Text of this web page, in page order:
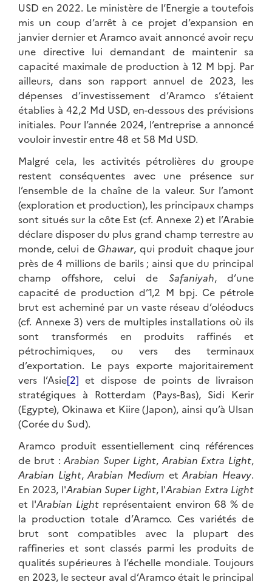
USD en 2022. Le ministère de l’Energie a toutefois
mis un coup d’arrêt à ce projet d’expansion en
janvier dernier et Aramco avait annoncé avoir reçu
une directive lui demandant de maintenir sa
capacité maximale de production à 12 M bpj. Par
ailleurs, dans son rapport annuel de 2023, les
dépenses d’investissement d’Aramco s’étaient
établies à 42,2 Md USD, en-dessous des prévisions
initiales. Pour l’année 2024, l’entreprise a annoncé
vouloir investir entre 48 et 58 Md USD.
Malgré cela, les activités pétrolières du groupe
restent conséquentes avec une présence sur
l’ensemble de la chaîne de la valeur. Sur l’amont
(exploration et production), les principaux champs
sont situés sur la côte Est (cf. Annexe 2) et l’Arabie
déclare disposer du plus grand champ terrestre au
monde, celui de Ghawar, qui produit chaque jour
près de 4 millions de barils ; ainsi que du principal
champ offshore, celui de Safaniyah, d’une
capacité de production d’1,2 M bpj. Ce pétrole
brut est acheminé par un vaste réseau d’oléoducs
(cf. Annexe 3) vers de multiples installations où ils
sont transformés en produits raffinés et
pétrochimiques, ou vers des terminaux
d’exportation. Le pays exporte majoritairement
vers l’Asie[2] et dispose de points de livraison
stratégiques à Rotterdam (Pays-Bas), Sidi Kerir
(Egypte), Okinawa et Kiire (Japon), ainsi qu’à Ulsan
(Corée du Sud).
Aramco produit essentiellement cinq références
de brut :Arabian Super Light, Arabian Extra Light,
Arabian Light,Arabian Medium etArabian Heavy.
En 2023, l'Arabian Super Light, l'Arabian Extra Light
et l'Arabian Light représentaient environ 68 % de
la production totale d’Aramco. Ces variétés de
brut sont compatibles avec la plupart des
raffineries et sont classés parmi les produits de
qualités supérieures à l’échelle mondiale. Toujours
en 2023, le secteur aval d’Aramco était le principal